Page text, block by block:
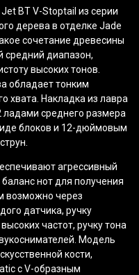
BT V-Stoptail из серии
дерева в отделке Jade
сочетание древесины
диапазон,
высоких тонов.
обладает тонким
хвата. Накладка из лавра
среднего размера
блоков и 12-дюймовым
агрессивный
нот для получения
возможно через
датчика, ручку
частот, ручку тона
Модель
кости,
с V-образным